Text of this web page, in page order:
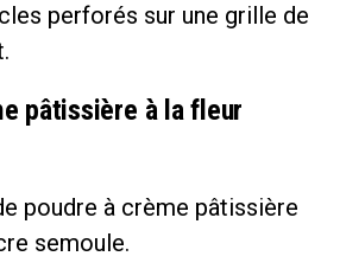
perforés sur une grille de
pâtissière à la fleur
poudre à crème pâtissière
semoule.